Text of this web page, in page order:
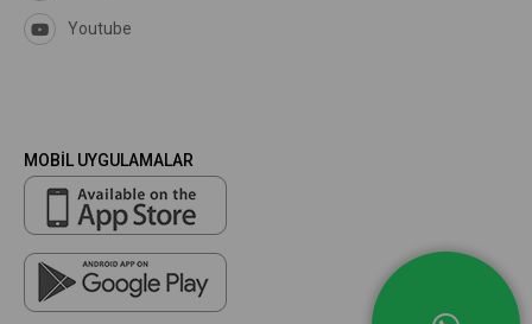
Youtube
MOBİL UYGULAMALAR